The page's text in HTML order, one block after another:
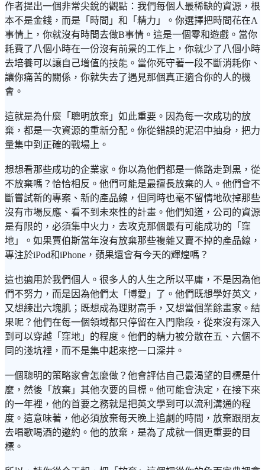
作者提出一個非常尖銳的觀點：我們每個人最稀缺的資源，根
本不是金錢，而是「時間」和「精力」。你選擇把時間花在A
事情上，你就沒有時間去做B事情。這是一個零和遊戲。當你
耗費了八個小時在一份沒有前景的工作上，你就少了八個小時
去培養可以讓自己增值的技能。當你死守著一段不斷消耗你、
讓你痛苦的關係，你就失去了遇見那個真正適合你的人的機
會。
這就是為什麼「聰明放棄」如此重要。因為每一次成功的放
棄，都是一次資源的重新分配。你從錯誤的泥沼中抽身，把力
量集中到正確的戰場上。
想想看那些成功的企業家。你以為他們都是一條路走到黑，從
不放棄嗎？恰恰相反。他們可能是最擅長放棄的人。他們會不
斷嘗試新的專案、新的產品線，但同時也毫不留情地砍掉那些
沒有市場反應、看不到未來性的計畫。他們知道，公司的資源
是有限的，必須集中火力，去攻克那個最有可能成功的「窪
地」。如果賈伯斯當年沒有放棄那些複雜又賣不掉的產品線，
專注於iPod和iPhone，蘋果還會有今天的輝煌嗎？
這也適用於我們個人。很多人的人生之所以平庸，不是因為他
們不努力，而是因為他們太「博愛」了。他們既想學好英文，
又想練出六塊肌；既想成為理財高手，又想當個業餘畫家。結
果呢？他們在每一個領域都只停留在入門階段，從來沒有深入
到可以穿越「窪地」的程度。他們的精力被分散在五、六個不
同的淺坑裡，而不是集中起來挖一口深井。
一個聰明的策略家會怎麼做？他會評估自己最渴望的目標是什
麼，然後「放棄」其他次要的目標。他可能會決定，在接下來
的一年裡，他的首要之務就是把英文學到可以流利溝通的程
度。這意味著，他必須放棄每天晚上追劇的時間，放棄跟朋友
去唱歌喝酒的邀約。他的放棄，是為了成就一個更重要的目
標。